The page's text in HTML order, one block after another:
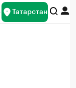
Татарстан